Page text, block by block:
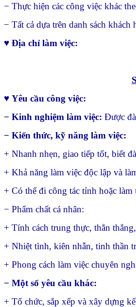
− Thực hiện các công việc khác
− Tất cả dựa trên danh sách
♥ Địa chỉ làm việc:
♥ Yêu cầu công việc:
− Kinh nghiệm làm việc: Được
− Kiến thức, kỹ năng làm việc:
+ Nhanh nhẹn, giao tiếp tốt, biết
+ Khả năng làm việc độc lập và
+ Có thể đi công tác tỉnh hoặc
− Phẩm chất cá nhân:
+ Tính cách trung thực, thẳn
+ Nhiệt tình, kiên nhẫn, tinh thần
+ Phong cách làm việc chuyên
− Một số yêu cầu khác:
+ Tổ chức, sắp xếp và xây dựng